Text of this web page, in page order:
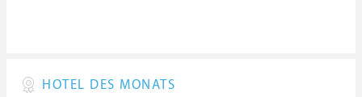
HOTEL DES MONATS